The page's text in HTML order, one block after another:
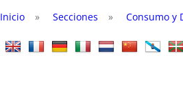
INFORMES MENSUALES
TITULARES DESDE 2002
VOCES
Inicio » Secciones » Consumo y